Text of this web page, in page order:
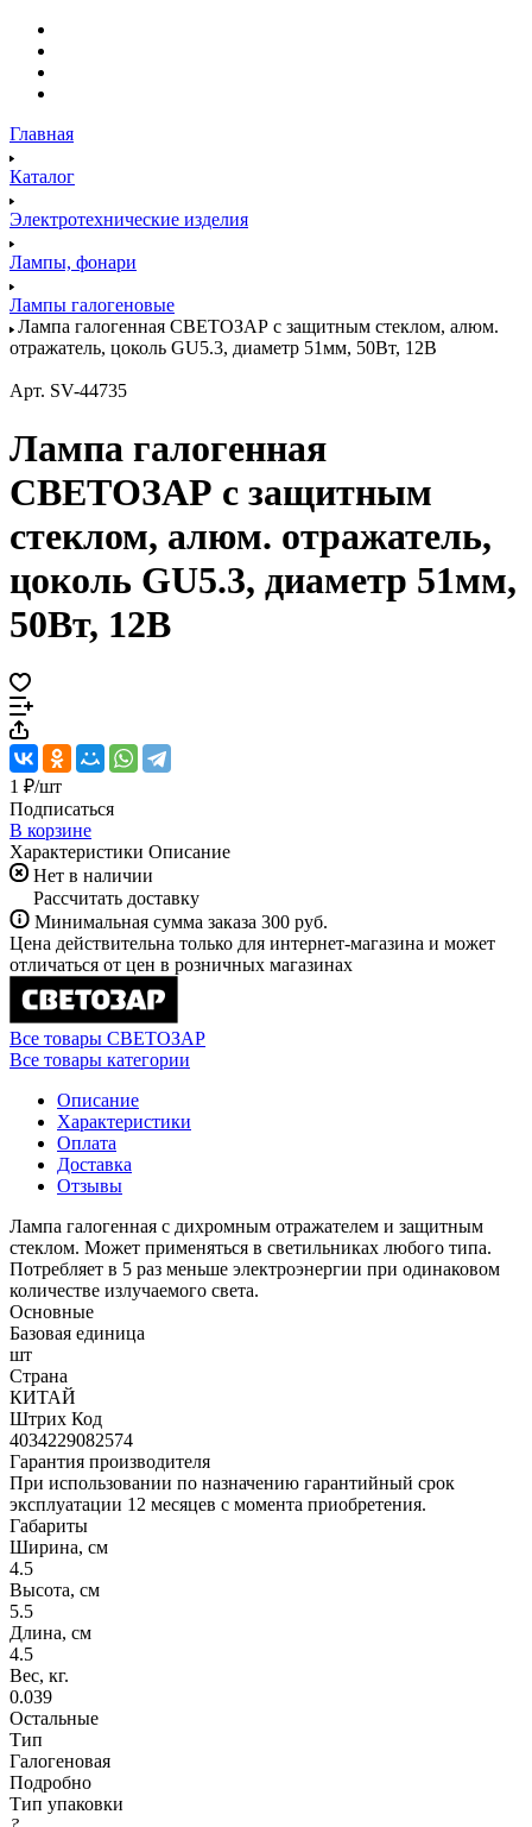
Главная
Каталог
Электротехнические изделия
Лампы, фонари
Лампы галогеновые
Лампа галогенная СВЕТОЗАР с защитным стеклом, алюм.
отражатель, цоколь GU5.3, диаметр 51мм, 50Вт, 12В
Арт. SV-44735
Лампа галогенная
СВЕТОЗАР с защитным
стеклом, алюм. отражатель,
цоколь GU5.3, диаметр 51мм,
50Вт, 12В
1 ₽/шт
Подписаться
В корзине
Характеристики Описание
Нет в наличии
Рассчитать доставку
Минимальная сумма заказа 300 руб.
Цена действительна только для интернет-магазина и может
отличаться от цен в розничных магазинах
Все товары СВЕТОЗАР
Все товары категории
Описание
Характеристики
Оплата
Доставка
Отзывы
Лампа галогенная с дихромным отражателем и защитным
стеклом. Может применяться в светильниках любого типа.
Потребляет в 5 раз меньше электроэнергии при одинаковом
количестве излучаемого света.
Основные
Базовая единица
шт
Страна
КИТАЙ
Штрих Код
4034229082574
Гарантия производителя
При использовании по назначению гарантийный срок
эксплуатации 12 месяцев с момента приобретения.
Габариты
Ширина, см
4.5
Высота, см
5.5
Длина, см
4.5
Вес, кг.
0.039
Остальные
Тип
Галогеновая
Подробно
Тип упаковки